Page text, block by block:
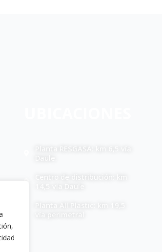
Planta RESGASA: km 6,5 vía
Daule.
Centro de distribución: km
14,5 vía Daule
Planta All Plastic: km 19,5
vía perimetral